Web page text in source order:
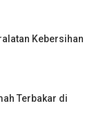
Kebersihan
Terbakar di